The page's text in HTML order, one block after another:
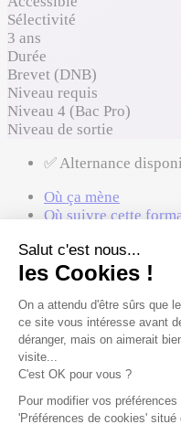
Sélectivité
3 ans
Durée
Brevet (DNB)
Niveau requis
Niveau 4 (Bac Pro)
Niveau de sortie
✅ Alternance
Où ça mène
Où suivre cette
Formations proches
Où ça mène
Cette formation peut
exhaustive.
💼 Peintre en
💼 Carreleur-